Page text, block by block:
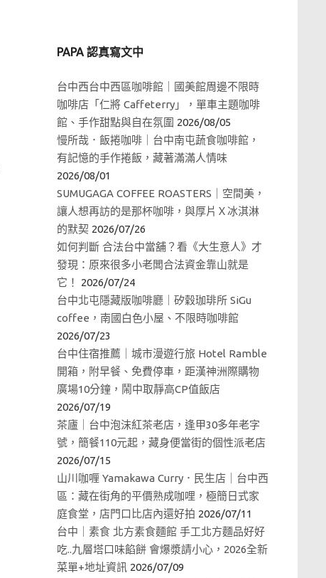
PAPA 認真寫文中
台中西台中西區咖啡館｜國美館周邊不限時
咖啡店「仁將 Caffeterry」，單車主題咖啡
館、手作甜點與自在氛圍 2026/08/05
慢所哉．飯捲咖啡｜台中南屯蔬食咖啡館，
有記憶的手作捲飯，藏著滿滿人情味
2026/08/01
SUMUGAGA COFFEE ROASTERS｜空間美，
讓人想再訪的是那杯咖啡，與厚片Ｘ冰淇淋
的默契 2026/07/26
如何判斷 合法台中當舖？看《大生意人》才
發現：原來很多小老闆合法資金靠山就是
它！
2026/07/24
台中北屯隱藏版咖啡廳｜矽穀珈琲所 SiGu
coffee，南國白色小屋、不限時咖啡館
2026/07/23
台中住宿推薦｜城市漫遊行旅 Hotel Ramble
開箱，附早餐、免費停車，距漢神洲際購物
廣場10分鐘，鬧中取靜高CP值飯店
2026/07/19
茶廬｜台中泡沫紅茶老店，逢甲30多年老字
號，簡餐110元起，藏身便當街的個性派老店
2026/07/15
山川咖喱 Yamakawa Curry．民生店｜台中西
區：藏在街角的平價熟成咖哩，極簡日式家
庭食堂，店門口比店內還好拍 2026/07/11
台中｜素食 北方素食麵館 手工北方麵品好好
吃..九層塔口味餡餅 會爆漿請小心，2026全新
菜單+地址資訊 2026/07/09